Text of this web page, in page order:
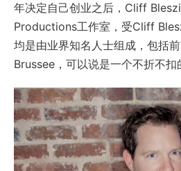
年决定自己创业之后，Cliff
Productions工作室，受Cliff
均是由业界知名人士组成，包括
Brussee，可以说是一个不折不扣